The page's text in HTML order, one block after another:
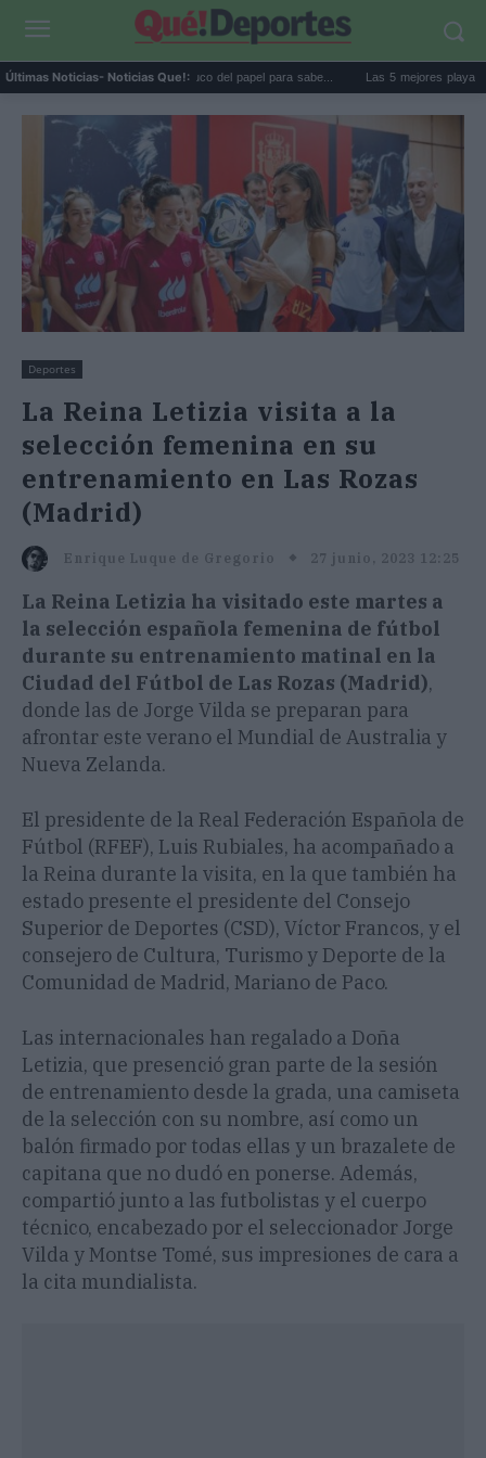
Últimas Noticias- Noticias Que!:
La goma de la nevera: el truco del papel para sabe... Las 5 mejores playas de
Deportes
La Reina Letizia visita a la
selección femenina en su
entrenamiento en Las Rozas
(Madrid)
Enrique Luque de Gregorio 27 junio, 2023 12:25
La Reina Letizia ha visitado este martes a
la selección española femenina de fútbol
durante su entrenamiento matinal en la
Ciudad del Fútbol de Las Rozas (Madrid),
donde las de Jorge Vilda se preparan para
afrontar este verano el Mundial de Australia y
Nueva Zelanda.
El presidente de la Real Federación Española de
Fútbol (RFEF), Luis Rubiales, ha acompañado a
la Reina durante la visita, en la que también ha
estado presente el presidente del Consejo
Superior de Deportes (CSD), Víctor Francos, y el
consejero de Cultura, Turismo y Deporte de la
Comunidad de Madrid, Mariano de Paco.
Las internacionales han regalado a Doña
Letizia, que presenció gran parte de la sesión
de entrenamiento desde la grada, una camiseta
de la selección con su nombre, así como un
balón firmado por todas ellas y un brazalete de
capitana que no dudó en ponerse. Además,
compartió junto a las futbolistas y el cuerpo
técnico, encabezado por el seleccionador Jorge
Vilda y Montse Tomé, sus impresiones de cara a
la cita mundialista.